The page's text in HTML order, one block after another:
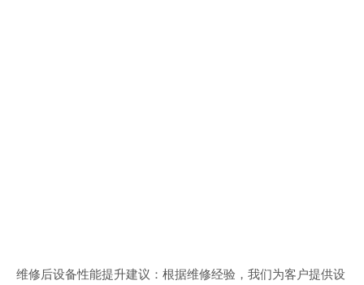
维修后设备性能提升建议：根据维修经验，我们为客户提供设